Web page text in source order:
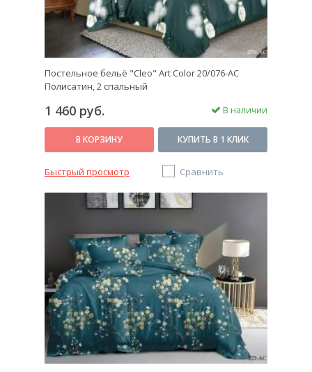
Постельное бельё "Cleo" Art Color 20/076-AC
Полисатин, 2 спальный
1 460 руб. В наличии
В КОРЗИНУ КУПИТЬ В 1 КЛИК
Быстрый просмотр Сравнить